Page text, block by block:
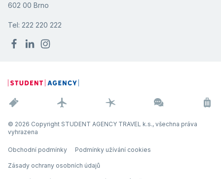
602 00 Brno
Tel: 222 220 222
© 2026 Copyright STUDENT AGENCY TRAVEL k.s., všechna práva
vyhrazena
Obchodní podmínky Podmínky užívání cookies
Zásady ochrany osobních údajů